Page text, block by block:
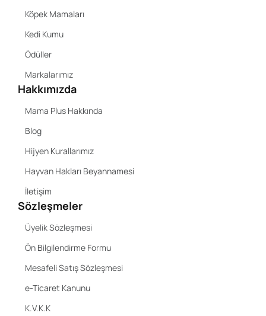
Köpek Mamaları
Kedi Kumu
Ödüller
Markalarımız
Hakkımızda
Mama Plus Hakkında
Blog
Hijyen Kurallarımız
Hayvan Hakları Beyannamesi
İletişim
Sözleşmeler
Üyelik Sözleşmesi
Ön Bilgilendirme Formu
Mesafeli Satış Sözleşmesi
e-Ticaret Kanunu
K.V.K.K